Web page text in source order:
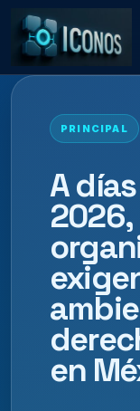
PRINCIPAL
A
2026,
en